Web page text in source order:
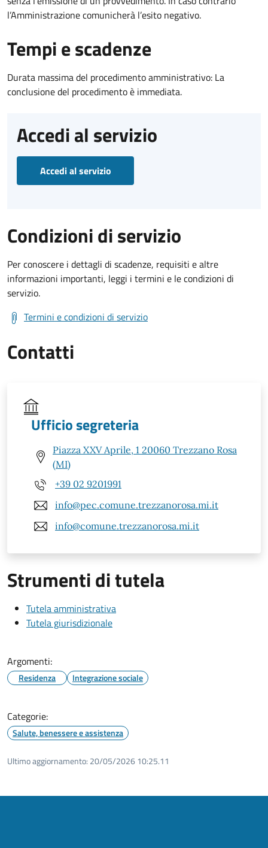
l’Amministrazione comunicherà l’esito negativo.
Tempi e scadenze
Durata massima del procedimento amministrativo: La
conclusione del procedimento è immediata.
Accedi al servizio
Accedi al servizio
Condizioni di servizio
Per conoscere i dettagli di scadenze, requisiti e altre
informazioni importanti, leggi i termini e le condizioni di
servizio.
Termini e condizioni di servizio
Contatti
Ufficio segreteria
Piazza XXV Aprile, 1 20060 Trezzano Rosa
(MI)
+39 02 9201991
info@pec.comune.trezzanorosa.mi.it
info@comune.trezzanorosa.mi.it
Strumenti di tutela
Tutela amministrativa
Tutela giurisdizionale
Argomenti:
Residenza Integrazione sociale
Categorie:
Salute, benessere e assistenza
Ultimo aggiornamento: 20/05/2026 10:25.11